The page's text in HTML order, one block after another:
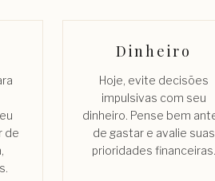
de
Dinheiro
Hoje, evite decisões
impulsivas com seu
dinheiro. Pense bem
de gastar e avalie suas
prioridades financeiras.